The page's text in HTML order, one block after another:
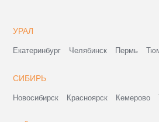
УРАЛ
Екатеринбург Челябинск Пермь
СИБИРЬ
Новосибирск Красноярск Кемерово